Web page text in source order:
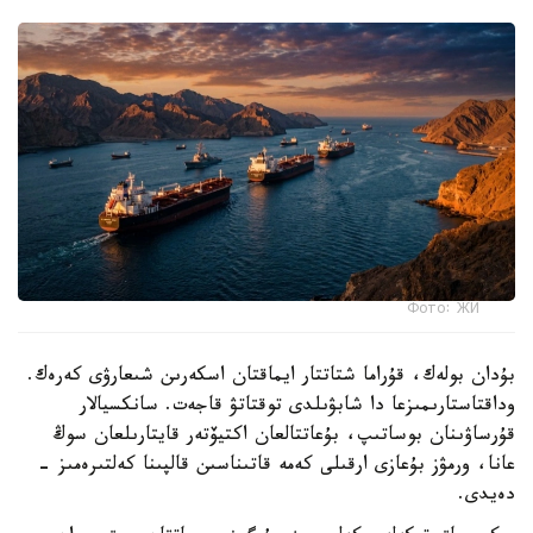
Фото: ЖИ
بۇدان بولەك، قۇراما شتاتتار ايماقتان اسكەرىن شىعارۋى كەرەك.
وداقتاستارىمىزعا دا شابۋىلدى توقتاتۋ قاجەت. سانكسيالار
قۇرساۋىنان بوساتىپ، بۇعاتتالعان اكتيۆتەر قايتارىلعان سوڭ
عانا، ورمۋز بۇعازى ارقىلى كەمە قاتىناسىن قالپىنا كەلتىرەمىز -
دەيدى.